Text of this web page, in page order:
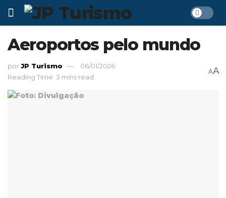
Aeroportos pelo mundo
porJP Turismo
06/01/2026
Reading Time: 3 mins read
AA